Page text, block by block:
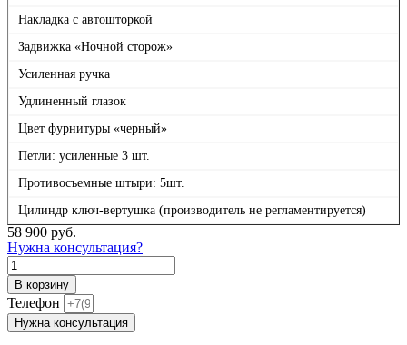
Накладка с автошторкой
Задвижка «Ночной сторож»
Усиленная ручка
Удлиненный глазок
Цвет фурнитуры «черный»
Петли: усиленные 3 шт.
Противосъемные штыри: 5шт.
Цилиндр ключ-вертушка (производитель не регламентируется)
58 900 руб.
Нужна консультация?
Количество
товара
П1
Черная
с
В корзину
Телефон
Нужна консультация